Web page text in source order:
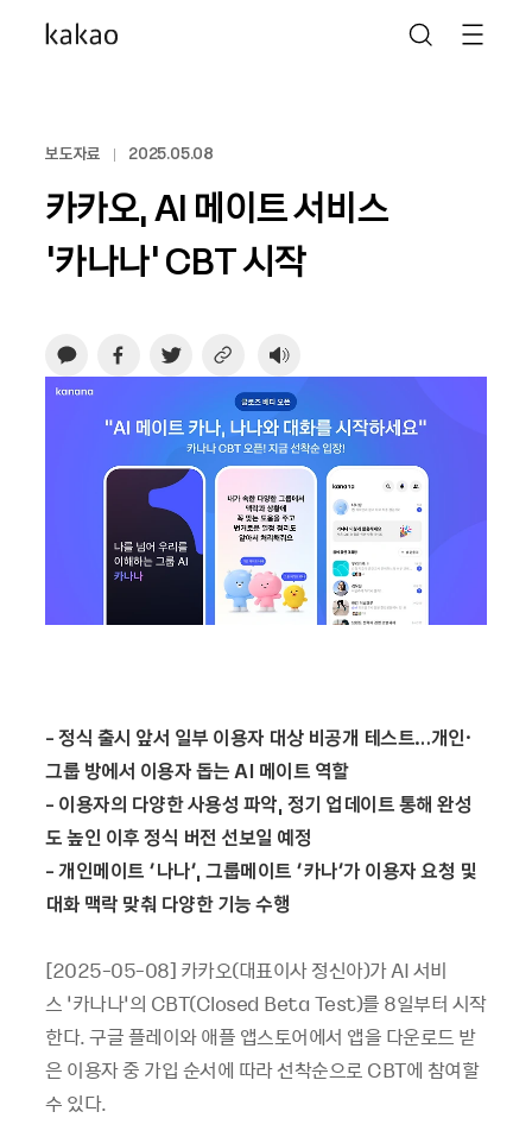
보도자료 2025.05.08
카카오, AI 메이트 서비스
‘카나나’ CBT 시작
-정식 출시 앞서 일부 이용자 대상 비공개 테스트…개인·
그룹 방에서 이용자 돕는 AI 메이트 역할
- 이용자의 다양한 사용성 파악, 정기 업데이트 통해 완성
도 높인 이후 정식 버전 선보일 예정
-개인메이트 ‘나나’, 그룹메이트 ‘카나’가 이용자 요청 및
대화 맥락 맞춰 다양한 기능 수행
[2025-05-08] 카카오(대표이사 정신아)가 AI 서비
스 ‘카나나’의 CBT(Closed Beta Test)를 8일부터 시작
한다. 구글 플레이와 애플 앱스토어에서 앱을 다운로드 받
은 이용자 중 가입 순서에 따라 선착순으로 CBT에 참여할
수 있다.